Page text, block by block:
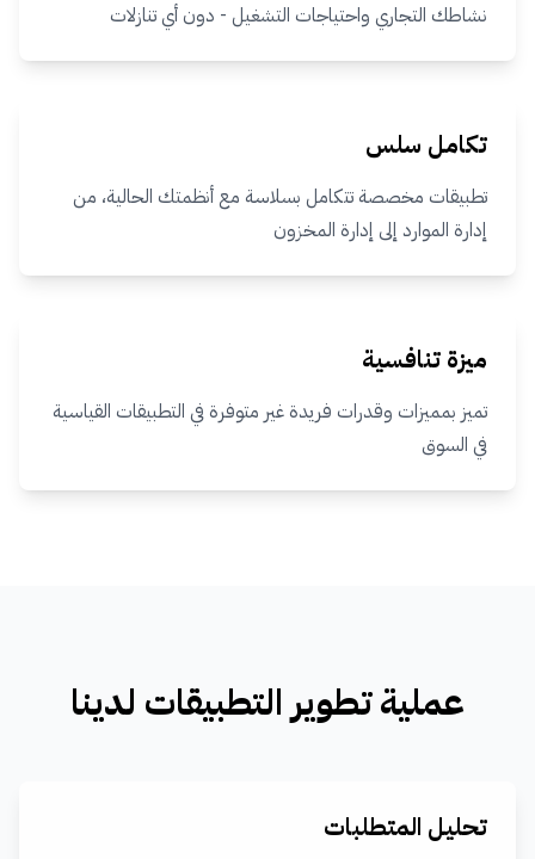
نشاطك التجاري واحتياجات التشغيل - دون أي تنازلات
تكامل سلس
تطبيقات مخصصة تتكامل بسلاسة مع أنظمتك الحالية، من
إدارة الموارد إلى إدارة المخزون
ميزة تنافسية
تميز بمميزات وقدرات فريدة غير متوفرة في التطبيقات القياسية
في السوق
عملية تطوير التطبيقات لدينا
تحليل المتطلبات